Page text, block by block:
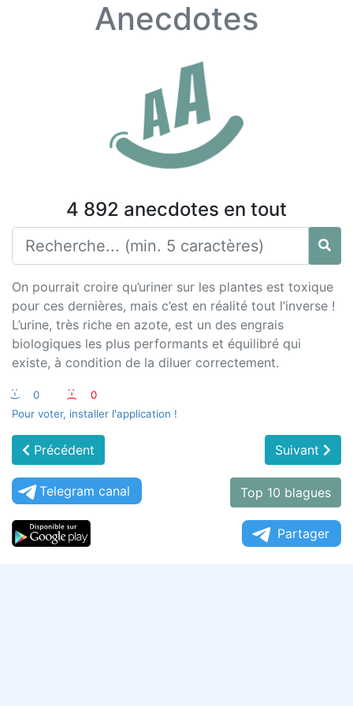
Anecdotes
4 892 anecdotes en tout
On pourrait croire qu’uriner sur les plantes est toxique
pour ces dernières, mais c’est en réalité tout l’inverse !
L’urine, très riche en azote, est un des engrais
biologiques les plus performants et équilibré qui
existe, à condition de la diluer correctement.
:-) 0 :-(
0
Pour voter, installer l'application !
Précédent Suivant
Telegram canal Top 10 blagues
Partager